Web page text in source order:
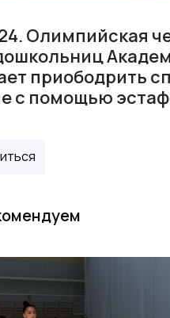
Олимпийская
приободрить
с помощью